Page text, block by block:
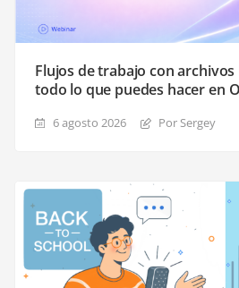
Flujos de trabajo con archivos
todo lo que puedes hacer en
6 agosto 2026 Por Sergey